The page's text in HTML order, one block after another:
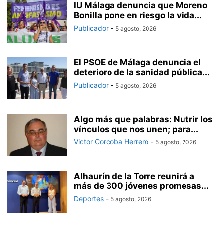
IU Málaga denuncia que Moreno
Bonilla pone en riesgo la vida...
Publicador - 5 agosto, 2026
El PSOE de Málaga denuncia el
deterioro de la sanidad pública...
Publicador - 5 agosto, 2026
Algo más que palabras: Nutrir los
vínculos que nos unen; para...
Victor Corcoba Herrero - 5 agosto, 2026
Alhaurín de la Torre reunirá a
más de 300 jóvenes promesas...
Deportes - 5 agosto, 2026